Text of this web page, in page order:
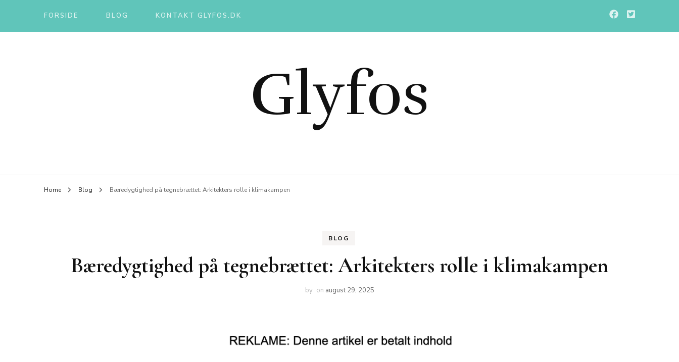
FORSIDE BLOG KONTAKT GLYFOS.DK
Glyfos
Home Blog Bæredygtighed på tegnebrættet: Arkitekters rolle i klimakampen
BLOG
Bæredygtighed på tegnebrættet: Arkitekters rolle i klimakampen
by on august 29, 2025